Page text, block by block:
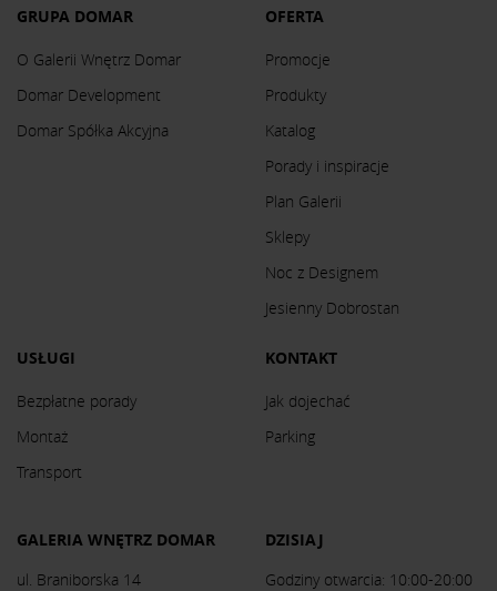
GRUPA DOMAR
O Galerii Wnętrz Domar
Domar Development
Domar Spółka Akcyjna
OFERTA
Promocje
Produkty
Katalog
Porady i inspiracje
Plan Galerii
Sklepy
Noc z Designem
Jesienny Dobrostan
USŁUGI
Bezpłatne porady
Montaż
Transport
KONTAKT
Jak dojechać
Parking
GALERIA WNĘTRZ DOMAR
ul. Braniborska 14
DZISIAJ
Godziny otwarcia: 10:00-20:00